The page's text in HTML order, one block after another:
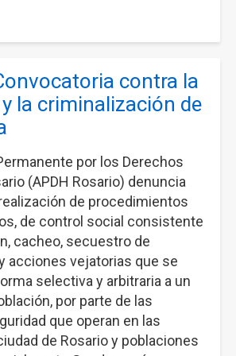
contra la
la criminalización de
por los Derechos
(APDH Rosario) denuncia
de procedimientos
de control social consistente
cacheo, secuestro de
acciones vejatorias que se
selectiva y arbitraria a un
por parte de las
que operan en las
de Rosario y poblaciones